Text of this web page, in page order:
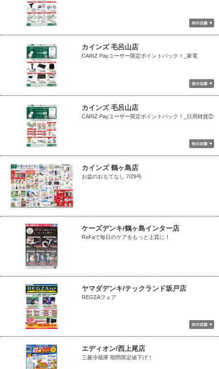
カインズ 毛呂山店
CAINZ Payユーザー限定ポイントバック！_家電
カインズ 毛呂山店
CAINZ Payユーザー限定ポイントバック！_日用雑貨②
カインズ 鶴ヶ島店
お盆のおもてなし 7/29号
ケーズデンキ/鶴ヶ島インター店
ReFaで毎日のケアをもっと上質に！
ヤマダデンキ/テックランド坂戸店
REGZAフェア
エディオン/西上尾店
三菱冷蔵庫 期間限定値下げ！